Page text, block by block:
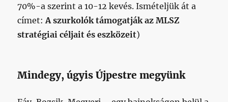
70%-a szerint a 10-12 kevés. Ismételjük át a
címet:A szurkolók támogatják az MLSZ
stratégiai céljait és eszközeit)
Mindegy, úgyis Újpestre megyünk